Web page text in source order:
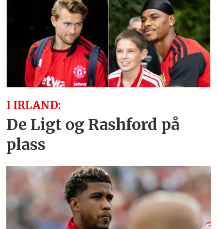
I IRLAND:
De Ligt og Rashford på
plass